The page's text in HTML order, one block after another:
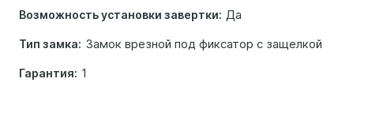
Возможность установки завертки: Да
Тип замка: Замок врезной под фиксатор с защелкой
Гарантия: 1